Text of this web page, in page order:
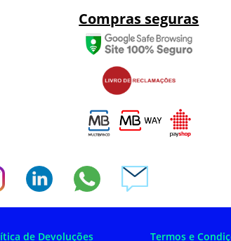
Compras seguras
de Devoluções Termos e